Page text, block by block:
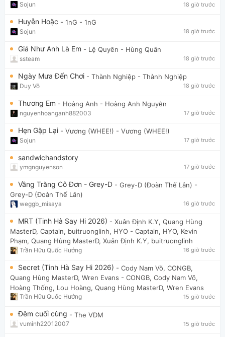
Sojun 18 giờ trước
Huyễn Hoặc - 1nG - 1nG
Sojun 18 giờ trước
Giá Như Anh Là Em - Lệ Quyên - Hùng Quân
ssteam 18 giờ trước
Ngày Mưa Đến Chơi - Thành Nghiệp - Thành Nghiệp
Duy Võ 18 giờ trước
Thương Em - Hoàng Anh - Hoàng Anh Nguyễn
nguyenhoanganh882003 17 giờ trước
Hẹn Gặp Lại - Vương (WHEE!) - Vương (WHEE!)
Sojun 17 giờ trước
sandwichandstory
ymgnguyenson 17 giờ trước
Vầng Trăng Cô Đơn - Grey-D - Grey-D (Đoàn Thế Lân) -
Grey-D (Đoàn Thế Lân)
weggb_misaya 16 giờ trước
MRT (Tinh Hà Say Hi 2026) - Xuân Định K.Y, Quang Hùng
MasterD, Captain, buitruonglinh, HYO - Captain, HYO, Kevin
Phạm, Quang Hùng MasterD, Xuân Định K.Y, buitruonglinh
Trần Hữu Quốc Hướng 16 giờ trước
Secret (Tinh Hà Say Hi 2026) - Cody Nam Võ, CONGB,
Quang Hùng MasterD, Wren Evans - CONGB, Cody Nam Võ,
Hoàng Thống, Lou Hoàng, Quang Hùng MasterD, Wren Evans
Trần Hữu Quốc Hướng 15 giờ trước
Đêm cuối cùng - The VDM
vuminh22012007 15 giờ trước